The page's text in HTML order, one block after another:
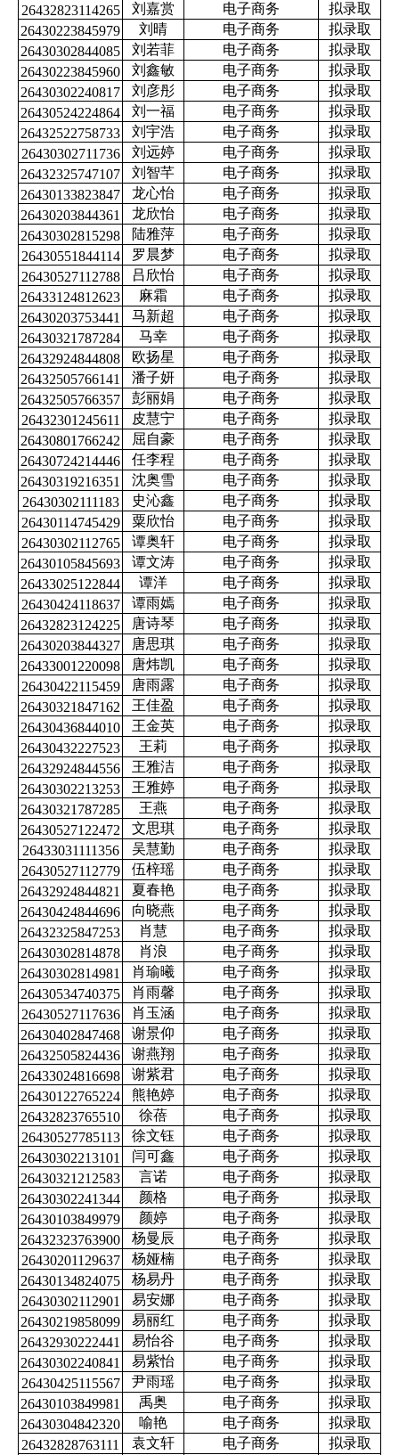
26432823114265
刘嘉赏 电子商务
拟录取
26430223845979
刘晴 电子商务
拟录取
26430302844085
刘若菲 电子商务
拟录取
26430223845960
刘鑫敏 电子商务
拟录取
26430302240817
刘彦彤 电子商务
拟录取
26430524224864
刘一福 电子商务
拟录取
26432522758733
刘宇浩 电子商务
拟录取
26430302711736
刘远婷 电子商务
拟录取
26432325747107
刘智芊 电子商务
拟录取
26430133823847
龙心怡 电子商务
拟录取
26430203844361
龙欣怡 电子商务
拟录取
26430302815298
陆雅萍 电子商务
拟录取
26430551844114
罗晨梦 电子商务
拟录取
26430527112788
吕欣怡 电子商务
拟录取
26433124812623
麻霜 电子商务
拟录取
26430203753441
马新超 电子商务
拟录取
26430321787284
马幸 电子商务
拟录取
26432924844808
欧扬星 电子商务
拟录取
26432505766141
潘子妍 电子商务
拟录取
26432505766357
彭丽娟 电子商务
拟录取
26432301245611
皮慧宁 电子商务
拟录取
26430801766242
屈自豪 电子商务
拟录取
26430724214446
任李程 电子商务
拟录取
26430319216351
沈奥雪 电子商务
拟录取
26430302111183
史沁鑫 电子商务
拟录取
26430114745429
粟欣怡 电子商务
拟录取
26430302112765
谭奥轩 电子商务
拟录取
26430105845693
谭文涛 电子商务
拟录取
26433025122844
谭洋 电子商务
拟录取
26430424118637
谭雨嫣 电子商务
拟录取
26432823124225
唐诗琴 电子商务
拟录取
26430203844327
唐思琪 电子商务
拟录取
26433001220098
唐炜凯 电子商务
拟录取
26430422115459
唐雨露 电子商务
拟录取
26430321847162
王佳盈 电子商务
拟录取
26430436844010
王金英 电子商务
拟录取
26430432227523
王莉 电子商务
拟录取
26432924844556
王雅洁 电子商务
拟录取
26430302213253
王雅婷 电子商务
拟录取
26430321787285
王燕 电子商务
拟录取
26430527122472
文思琪 电子商务
拟录取
26433031111356
吴慧勤 电子商务
拟录取
26430527112779
伍梓瑶 电子商务
拟录取
26432924844821
夏春艳 电子商务
拟录取
26430424844696
向晓燕 电子商务
拟录取
26432325847253
肖慧 电子商务
拟录取
26430302814878
肖浪 电子商务
拟录取
26430302814981
肖瑜曦 电子商务
拟录取
26430534740375
肖雨馨 电子商务
拟录取
26430527117636
肖玉涵 电子商务
拟录取
26430402847468
谢景仰 电子商务
拟录取
26432505824436
谢燕翔 电子商务
拟录取
26433024816698
谢紫君 电子商务
拟录取
26430122765224
熊艳婷 电子商务
拟录取
26432823765510
徐蓓 电子商务
拟录取
26430527785113
徐文钰 电子商务
拟录取
26430302213101
闫可鑫 电子商务
拟录取
26430321212583
言诺 电子商务
拟录取
26430302241344
颜格 电子商务
拟录取
26430103849979
颜婷 电子商务
拟录取
26432323763900
杨曼辰 电子商务
拟录取
26430201129637
杨娅楠 电子商务
拟录取
26430134824075
杨易丹 电子商务
拟录取
26430302112901
易安娜 电子商务
拟录取
26430219858099
易丽红 电子商务
拟录取
26432930222441
易怡谷 电子商务
拟录取
26430302240841
易紫怡 电子商务
拟录取
26430425115567
尹雨瑶 电子商务
拟录取
26430103849981
禹奥 电子商务
拟录取
26430304842320
喻艳 电子商务
拟录取
26432828763111
袁文轩 电子商务 拟录取